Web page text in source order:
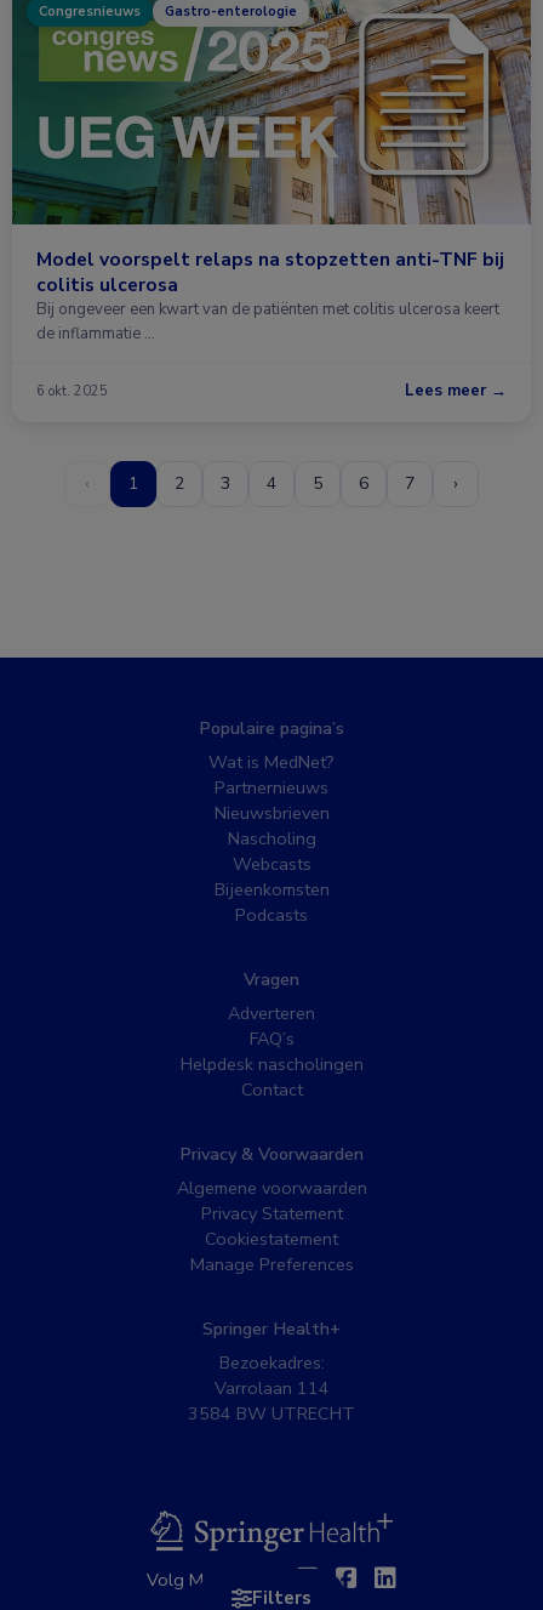
Filters
Congresnieuws Gastro-enterologie
Model voorspelt relaps na stopzetten anti-TNF bij
colitis ulcerosa
Bij ongeveer een kwart van de patiënten met colitis ulcerosa keert
de inflammatie …
6 okt. 2025 Lees meer →
‹ 1 2 3 4 5 6 7 ›
Populaire pagina’s
Wat is MedNet?
Partnernieuws
Nieuwsbrieven
Nascholing
Webcasts
Bijeenkomsten
Podcasts
Vragen
Adverteren
FAQ’s
Helpdesk nascholingen
Contact
Privacy & Voorwaarden
Algemene voorwaarden
Privacy Statement
Cookiestatement
Manage Preferences
Springer Health+
Bezoekadres:
Varrolaan 114
3584 BW UTRECHT
BSL
Volg MedNet op: TwitterFacebook
Linkedin